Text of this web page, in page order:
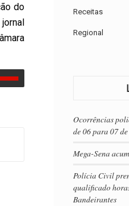
do
Receitas
Regional
Ocorrências
de 06 para 07
Mega-Sena
Polícia Civil
qualificado
Bandeirantes